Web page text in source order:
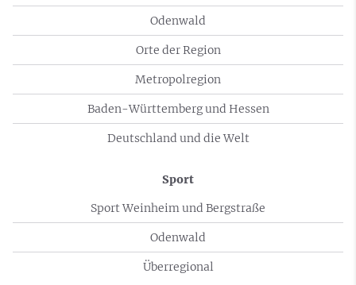
Odenwald
Orte der Region
Metropolregion
Baden-Württemberg und Hessen
Deutschland und die Welt
Sport
Sport Weinheim und Bergstraße
Odenwald
Überregional